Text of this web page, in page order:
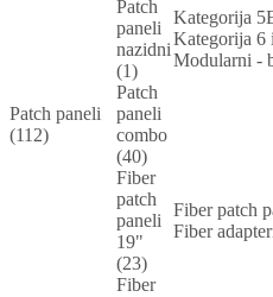
Patch paneli
(112)
Patch
paneli
nazidni
(1)
Kategorija
Kategorija 6
Modularni -
Patch
paneli
combo
(40)
Fiber
patch
paneli
19"
(23)
Fiber patch
Fiber
Fiber